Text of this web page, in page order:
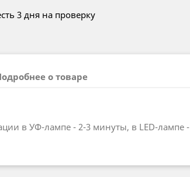
3 дня на проверку
о товаре
в УФ-лампе - 2-3 минуты, в LED-лампе -